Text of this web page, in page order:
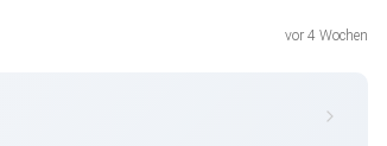
vor 4 Wochen